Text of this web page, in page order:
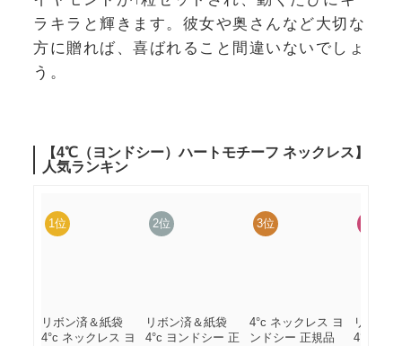
ラキラと輝きます。彼女や奥さんなど大切な
方に贈れば、喜ばれること間違いないでしょ
う。